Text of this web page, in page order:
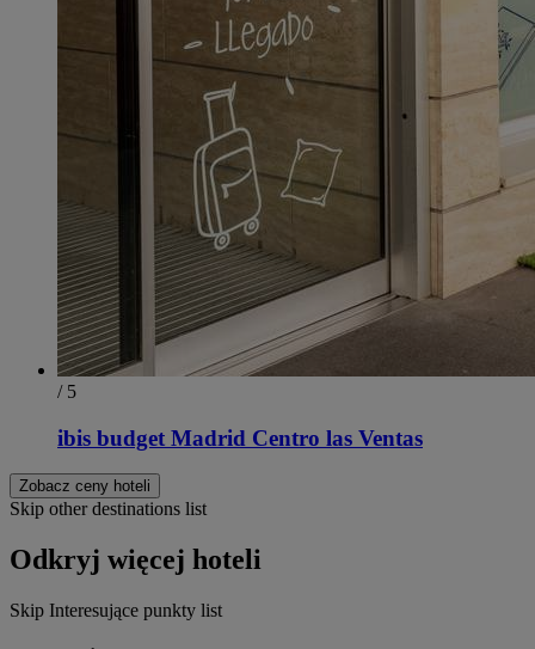
/ 5
ibis budget Madrid Centro las Ventas
Zobacz ceny hoteli
Skip other destinations list
Odkryj więcej hoteli
Skip Interesujące punkty list